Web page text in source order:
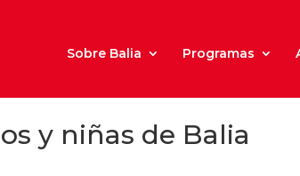
Sobre Balia Programas
y niñas de Balia